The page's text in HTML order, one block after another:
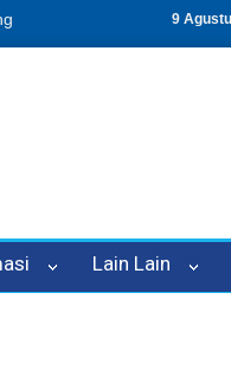
9
Dugaan Penipuan
Lain Lain